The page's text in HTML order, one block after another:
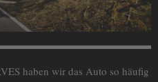
haben wir das Auto so häufig